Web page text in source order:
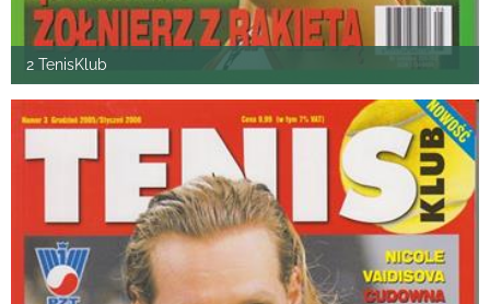
2 TenisKlub